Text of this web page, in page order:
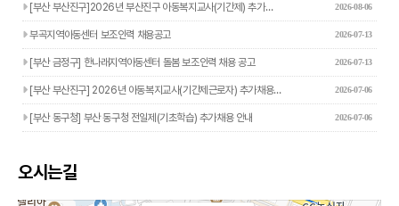
[부산 부산진구]2026년 부산진구 아동복지교사(기간제) 추가… 2026-08-06
부곡지역아동센터 보조인력 채용공고 2026-07-13
[부산 금정구] 한나래지역아동센터 돌봄 보조인력 채용 공고 2026-07-13
[부산 부산진구] 2026년 아동복지교사(기간제근로자) 추가채용… 2026-07-06
[부산 동구청] 부산 동구청 전일제(기초학습) 추가채용 안내 2026-07-06
오시는길